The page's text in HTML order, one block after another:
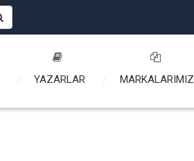
YAZARLAR MARKALARIMIZ